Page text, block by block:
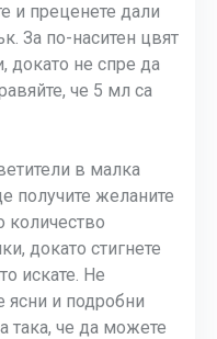
и преценете дали
За по-наситен цвят
докато не спре да
че 5 мл са
в малка
получите желаните
количество
докато стигнете
искате. Не
ясни и подробни
така, че да можете